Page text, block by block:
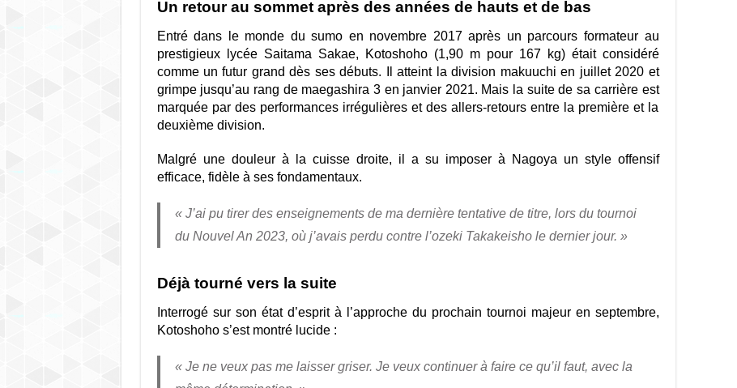
Un retour au sommet après des années de hauts et de bas
Entré dans le monde du sumo en novembre 2017 après un parcours formateur au
prestigieux lycée Saitama Sakae, Kotoshoho (1,90 m pour 167 kg) était considéré
comme un futur grand dès ses débuts. Il atteint la division makuuchi en juillet 2020 et
grimpe jusqu’au rang de maegashira 3 en janvier 2021. Mais la suite de sa carrière est
marquée par des performances irrégulières et des allers-retours entre la première et la
deuxième division.
Malgré une douleur à la cuisse droite, il a su imposer à Nagoya un style offensif
efficace, fidèle à ses fondamentaux.
« J’ai pu tirer des enseignements de ma dernière tentative de titre, lors du tournoi
du Nouvel An 2023, où j’avais perdu contre l’ozeki Takakeisho le dernier jour. »
Déjà tourné vers la suite
Interrogé sur son état d’esprit à l’approche du prochain tournoi majeur en septembre,
Kotoshoho s’est montré lucide :
« Je ne veux pas me laisser griser. Je veux continuer à faire ce qu’il faut, avec la